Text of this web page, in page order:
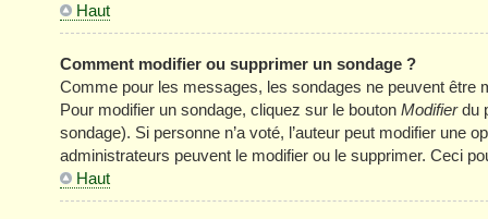
Haut
Comment modifier ou supprimer un sondage ?
Comme pour les messages, les sondages ne peuvent être
Pour modifier un sondage, cliquez sur le bouton Modifierdu
sondage). Si personne n’a voté, l’auteur peut modifier une
administrateurs peuvent le modifier ou le supprimer. Ceci
Haut